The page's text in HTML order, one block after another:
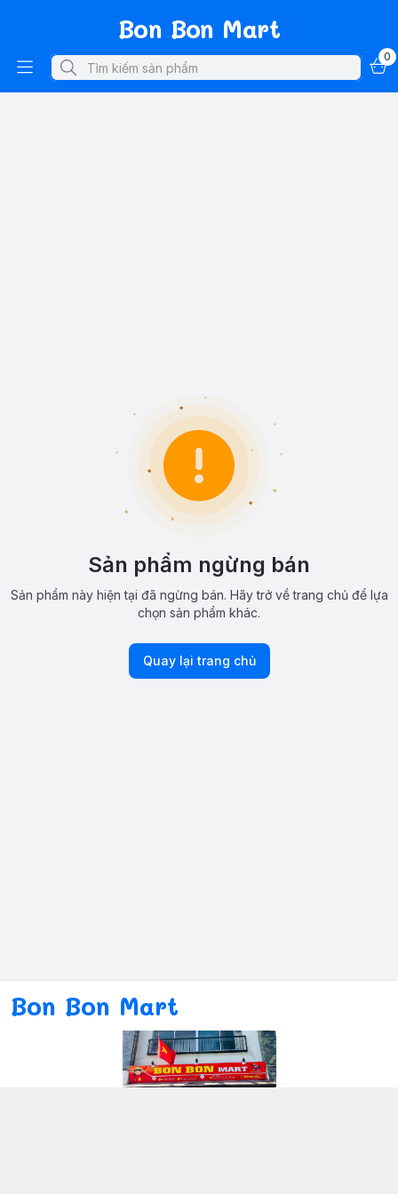
Bon Bon Mart
0
Sản phẩm ngừng bán
Sản phẩm này hiện tại đã ngừng bán. Hãy trở về trang chủ để lựa
chọn sản phẩm khác.
Quay lại trang chủ
Bon Bon Mart